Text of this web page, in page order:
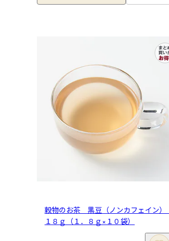
穀物のお茶 黒豆（ノンカフェイン）
１８ｇ（１．８ｇ×１０袋）